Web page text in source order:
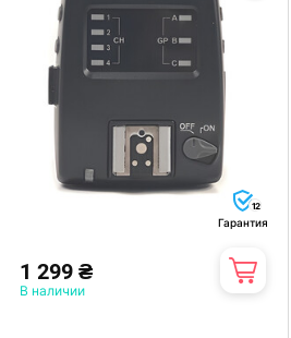
12
Гарантия
1 299 ₴
В наличии